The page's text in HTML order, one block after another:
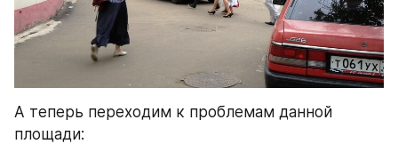
А теперь переходим к проблемам данной
площади: